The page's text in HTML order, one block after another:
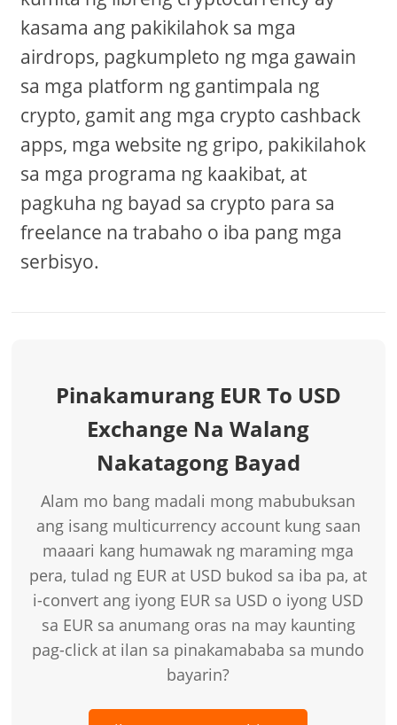
kasama ang pakikilahok sa mga
airdrops, pagkumpleto ng mga gawain
sa mga platform ng gantimpala ng
crypto, gamit ang mga crypto cashback
apps, mga website ng gripo, pakikilahok
sa mga programa ng kaakibat, at
pagkuha ng bayad sa crypto para sa
freelance na trabaho o iba pang mga
serbisyo.
Pinakamurang EUR To USD
Exchange Na Walang
Nakatagong Bayad
Alam mo bang madali mong mabubuksan
ang isang multicurrency account kung saan
maaari kang humawak ng maraming mga
pera, tulad ng EUR at USD bukod sa iba pa, at
i-convert ang iyong EUR sa USD o iyong USD
sa EUR sa anumang oras na may kaunting
pag-click at ilan sa pinakamababa sa mundo
bayarin?